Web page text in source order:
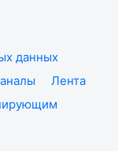
данных
Лента